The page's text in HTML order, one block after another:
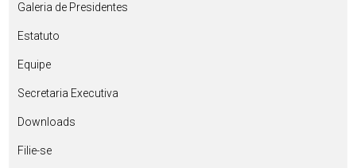
Galeria de Presidentes
Estatuto
Equipe
Secretaria Executiva
Downloads
Filie-se